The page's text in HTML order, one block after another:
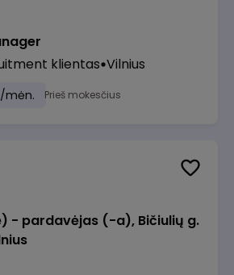
klientas Vilnius
mėn. Prieš mokesčius
- pardavėjas (-a), Bičiulių g.